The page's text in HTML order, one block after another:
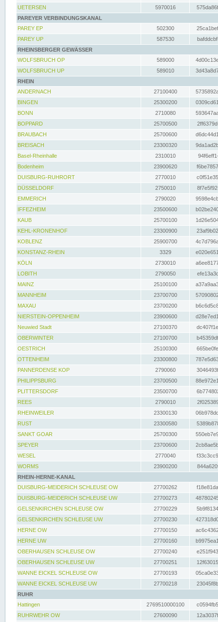
UETERSEN
5970016
PAREYER VERBINDUNGSKANAL
PAREY EP
502300
PAREY UP
587530
RHEINSBERGER GEWÄSSER
WOLFSBRUCH OP
589000
WOLFSBRUCH UP
589010
RHEIN
ANDERNACH
27100400
BINGEN
25300200
BONN
2710080
BOPPARD
25700500
BRAUBACH
25700600
BREISACH
23300320
Basel-Rheinhalle
2310010
Bodenheim
23900620
DUISBURG-RUHRORT
2770010
DÜSSELDORF
2750010
EMMERICH
2790020
IFFEZHEIM
23500600
KAUB
25700100
KEHL-KRONENHOF
23300900
KOBLENZ
25900700
KONSTANZ-RHEIN
3329
KÖLN
2730010
LOBITH
2790050
MAINZ
25100100
MANNHEIM
23700700
MAXAU
23700200
NIERSTEIN-OPPENHEIM
23900600
Neuwied Stadt
27100370
OBERWINTER
27100700
OESTRICH
25100300
OTTENHEIM
23300800
PANNERDENSE KOP
2790060
PHILIPPSBURG
23700500
PLITTERSDORF
23500700
REES
2790010
RHEINWEILER
23300130
RUST
23300580
SANKT GOAR
25700300
SPEYER
23700600
WESEL
2770040
WORMS
23900200
RHEIN-HERNE-KANAL
DUISBURG-MEIDERICH SCHLEUSE OW
27700262
DUISBURG-MEIDERICH SCHLEUSE UW
27700273
GELSENKIRCHEN SCHLEUSE OW
27700229
GELSENKIRCHEN SCHLEUSE UW
27700230
HERNE OW
27700150
HERNE UW
27700160
OBERHAUSEN SCHLEUSE OW
27700240
OBERHAUSEN SCHLEUSE UW
27700251
WANNE EICKEL SCHLEUSE OW
27700193
WANNE EICKEL SCHLEUSE UW
27700218
RUHR
Hattingen
2769510000100
RUHRWEHR OW
27600090